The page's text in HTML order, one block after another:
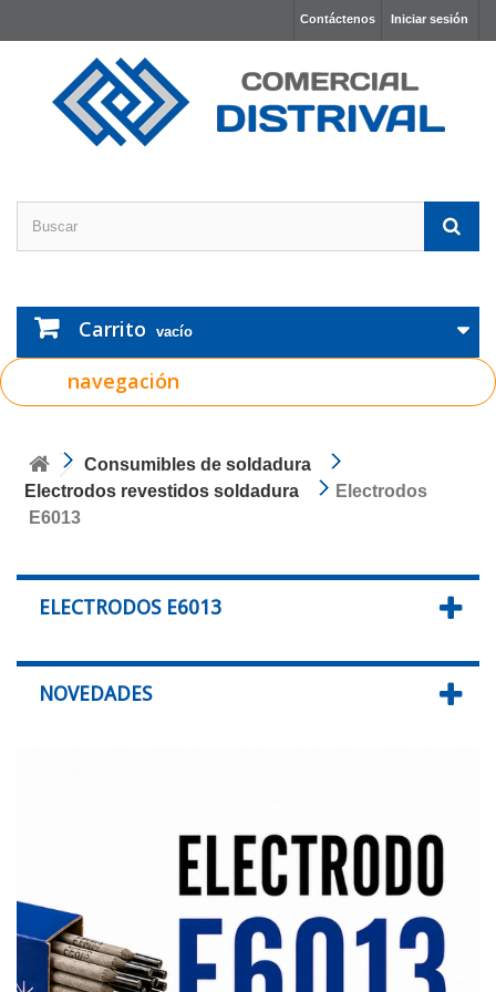
Iniciar sesión
Contáctenos
Carrito vacío
navegación
Consumibles de soldadura
Electrodos revestidos soldadura
Electrodos
E6013
ELECTRODOS E6013
NOVEDADES